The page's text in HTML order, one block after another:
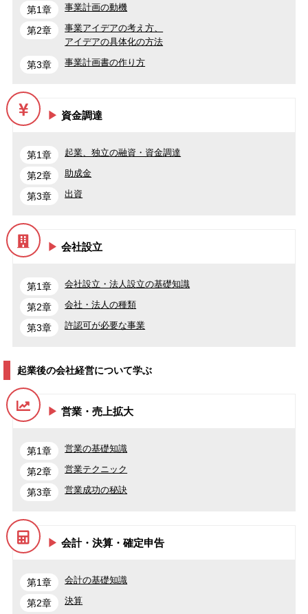
第1章 事業計画の動機
第2章
事業アイデアの考え方、
アイデアの具体化の方法
第3章 事業計画書の作り方
資金調達
第1章 起業、独立の融資・資金調達
第2章 助成金
第3章 出資
会社設立
第1章 会社設立・法人設立の基礎知識
第2章 会社・法人の種類
第3章 許認可が必要な事業
起業後の会社経営について学ぶ
営業・売上拡大
第1章 営業の基礎知識
第2章 営業テクニック
第3章 営業成功の秘訣
会計・決算・確定申告
第1章 会計の基礎知識
第2章 決算